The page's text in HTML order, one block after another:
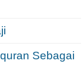
Sebagai